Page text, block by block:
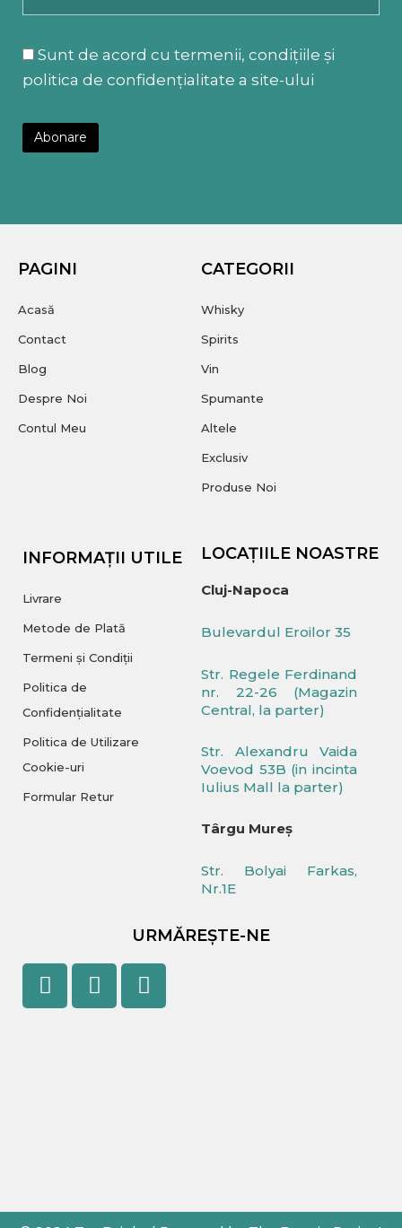
Sunt de acord cu termenii, condițiile și
politica de confidențialitate a site-ului
PAGINI
Acasă
Contact
Blog
Despre Noi
Contul Meu
CATEGORII
Whisky
Spirits
Vin
Spumante
Altele
Exclusiv
Produse Noi
INFORMAȚII UTILE
Livrare
Metode de Plată
Termeni și Condiții
Politica de
Confidențialitate
Politica de Utilizare
Cookie-uri
Formular Retur
LOCAȚIILE NOASTRE
Cluj-Napoca
Bulevardul Eroilor 35
Str. Regele Ferdinand
nr. 22-26 (Magazin
Central, la parter)
Str. Alexandru Vaida
Voevod 53B (in incinta
Iulius Mall la parter)
Târgu Mureș
Str. Bolyai Farkas,
Nr.1E
URMĂREȘTE-NE
Facebook
YoutubeInstagram